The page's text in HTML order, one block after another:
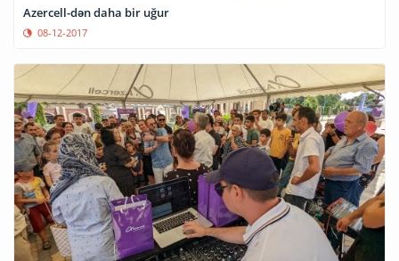
Azercell-dən daha bir uğur
08-12-2017